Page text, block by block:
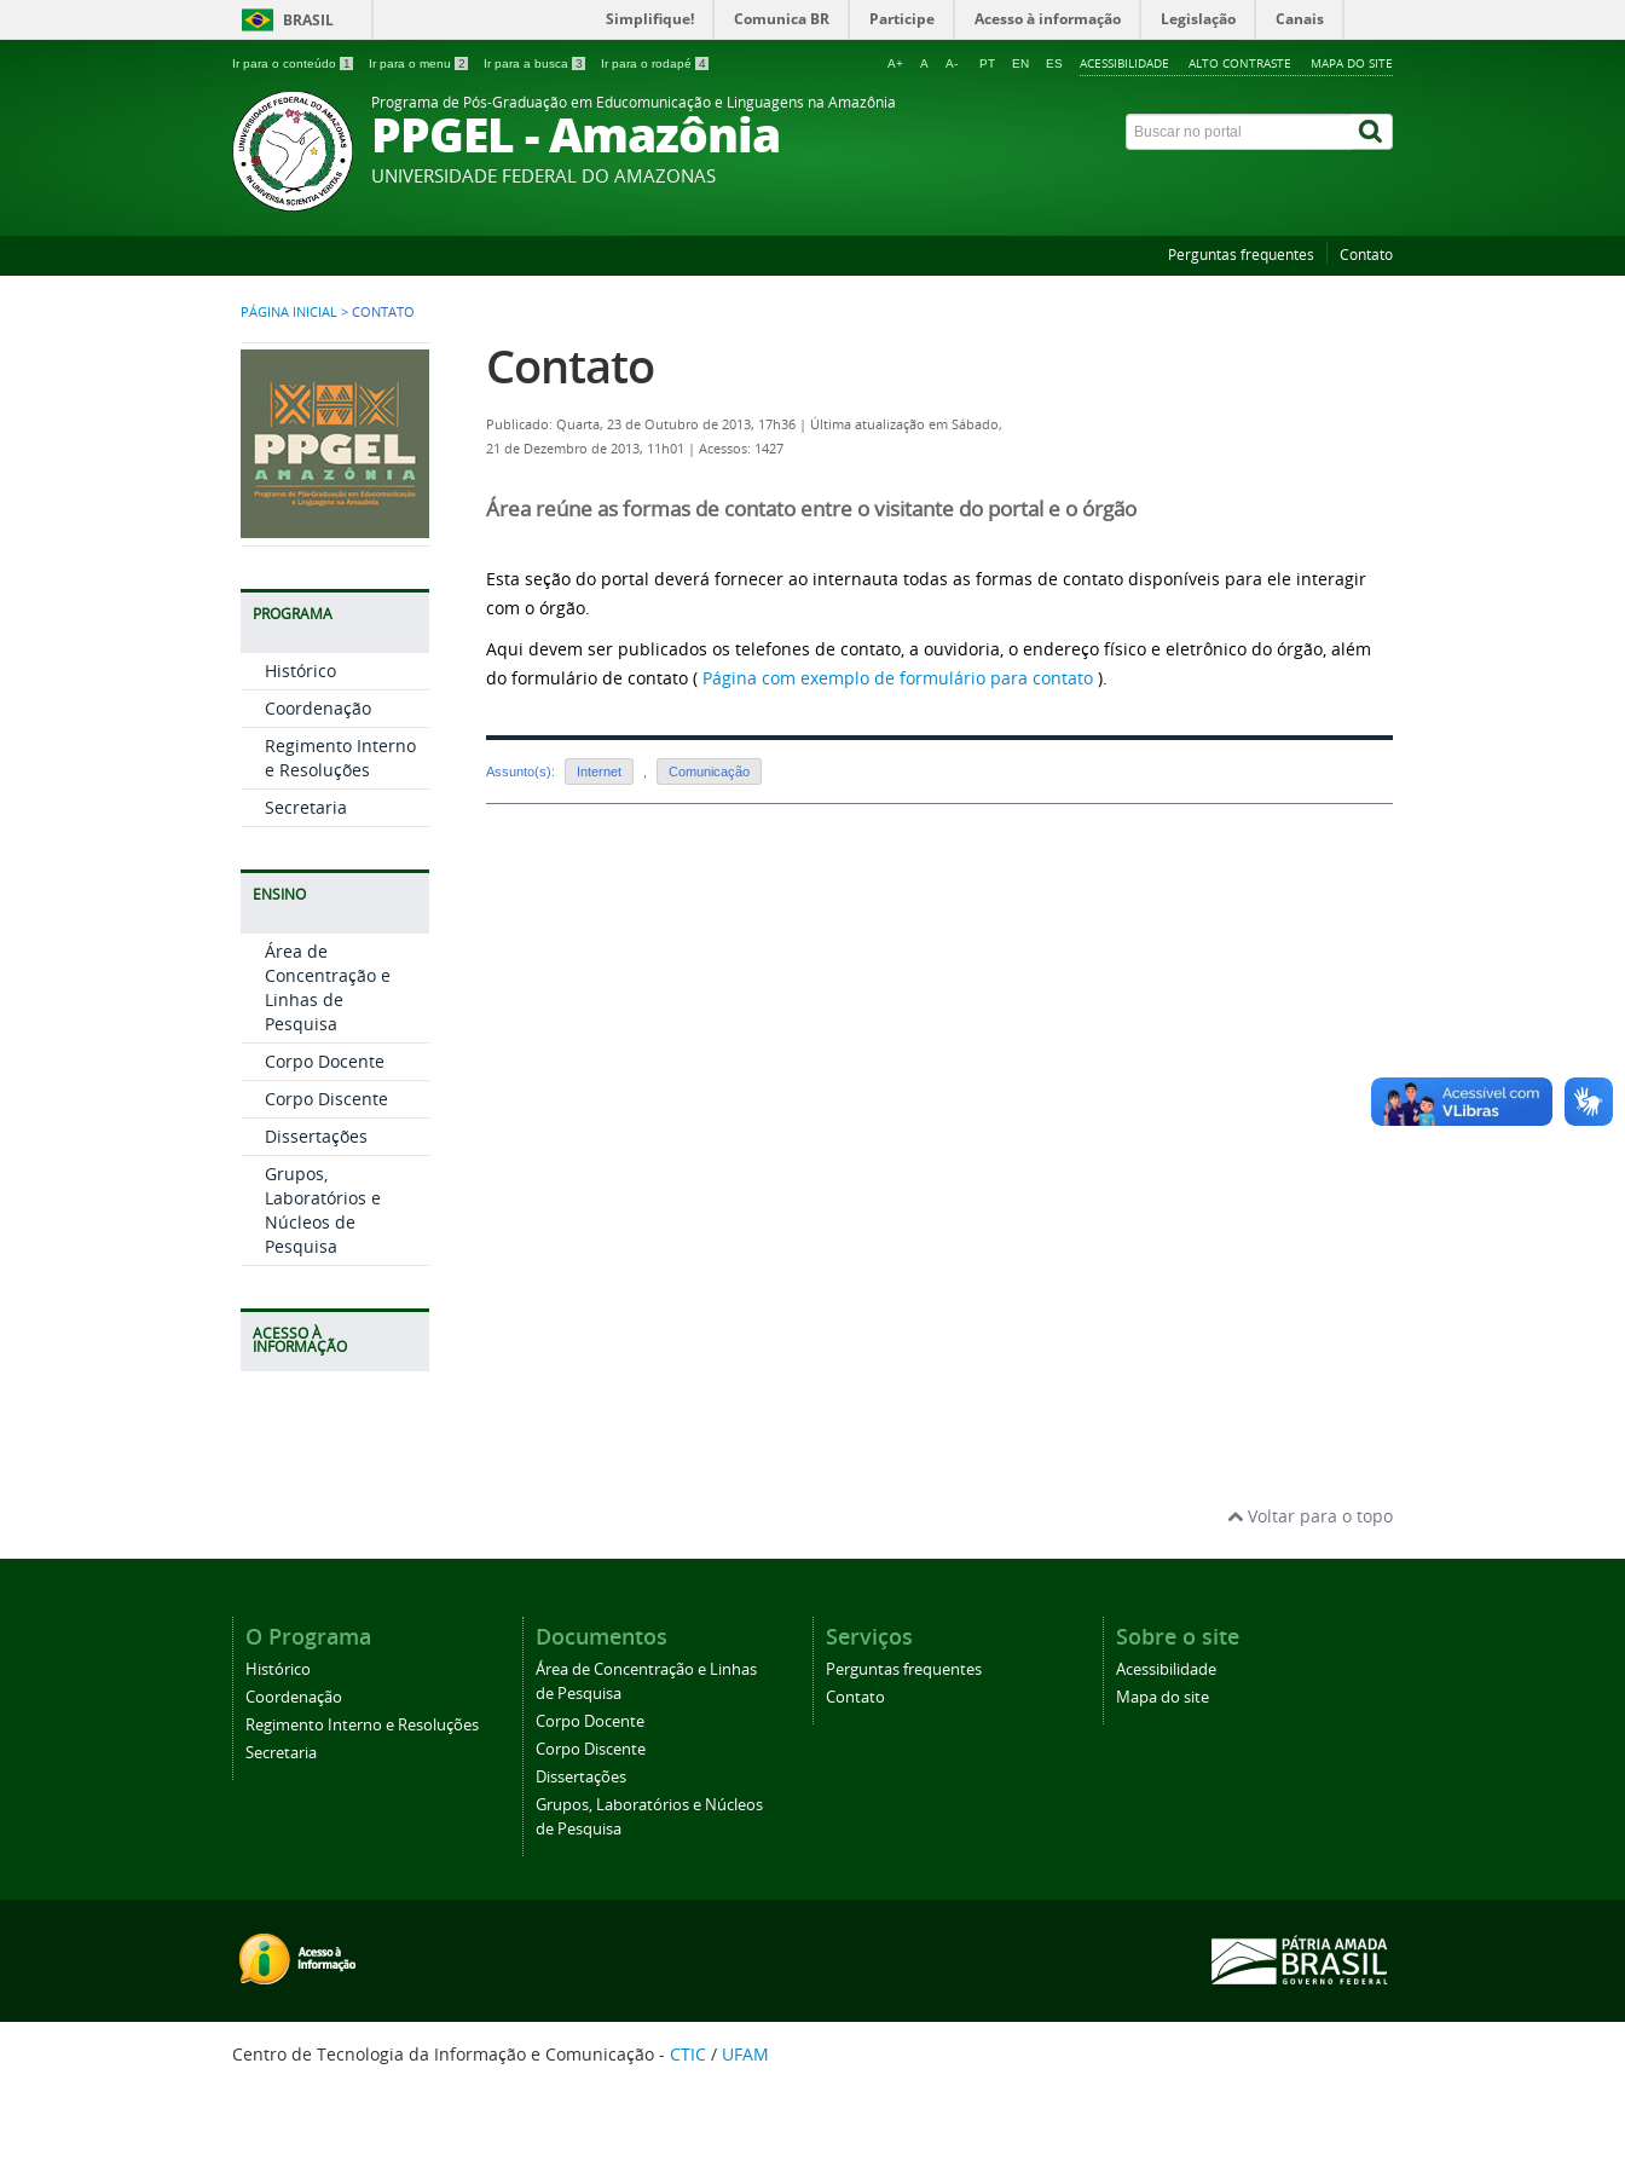
BRASIL Simplifique! Comunica BR Participe Acesso à informação Legislação Canais
Ir para o conteúdo 1 Ir para o menu 2 Ir para a busca 3 Ir para o rodapé 4 ACESSIBILIDADE ALTO CONTRASTE MAPA DO SITE
A+ A A- PT EN ES
Programa de Pós-Graduação em Educomunicação e Linguagens na Amazônia
PPGEL - Amazônia
UNIVERSIDADE FEDERAL DO AMAZONAS
Perguntas frequentes Contato
PÁGINA INICIAL > CONTATO
PROGRAMA
Histórico
Coordenação
Regimento Interno
e Resoluções
Secretaria
ENSINO
Área de
Concentração e
Linhas de
Pesquisa
Corpo Docente
Corpo Discente
Dissertações
Grupos,
Laboratórios e
Núcleos de
Pesquisa
ACESSO À
INFORMAÇÃO
Contato
Publicado: Quarta, 23 de Outubro de 2013, 17h36 | Última atualização em Sábado,
21 de Dezembro de 2013, 11h01 | Acessos: 1427
Área reúne as formas de contato entre o visitante do portal e o órgão
Esta seção do portal deverá fornecer ao internauta todas as formas de contato disponíveis para ele interagir
com o órgão.
Aqui devem ser publicados os telefones de contato, a ouvidoria, o endereço físico e eletrônico do órgão, além
do formulário de contato ( Página com exemplo de formulário para contato ).
Assunto(s): Internet Comunicação
Voltar para o topo
O Programa
Histórico
Coordenação
Regimento Interno e Resoluções
Secretaria
Documentos
Área de Concentração e Linhas
de Pesquisa
Corpo Docente
Corpo Discente
Dissertações
Grupos, Laboratórios e Núcleos
de Pesquisa
Serviços
Perguntas frequentes
Contato
Sobre o site
Acessibilidade
Mapa do site
Centro de Tecnologia da Informação e Comunicação - CTIC / UFAM